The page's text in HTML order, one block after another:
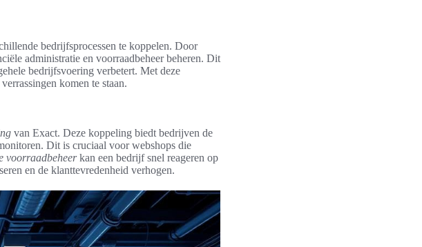
bedrijfsprocessen te koppelen. Door
administratie en voorraadbeheer beheren. Dit
bedrijfsvoering verbetert. Met deze
komen te staan.
van Exact. Deze koppeling biedt bedrijven de
Dit is cruciaal voor webshops die
voorraadbeheerkan een bedrijf snel reageren op
en de klanttevredenheid verhogen.